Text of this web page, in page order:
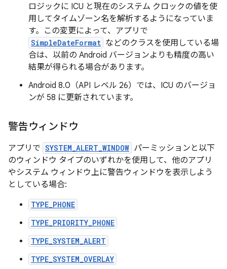
ロジックに ICU と現在のシステム クロックの値を使
用してタイムゾーン名を解析するようになっていま
す。この変更によって、アプリで
SimpleDateFormat などのクラスを使用している場
合は、以前の Android バージョンよりも精度の高い
結果が得られる場合があります。
Android 8.0（API レベル 26）では、ICU のバージョ
ンが 58 に更新されています。
警告ウィンドウ
アプリで SYSTEM_ALERT_WINDOW パーミッションと以下
のウィンドウ タイプのいずれかを使用して、他のアプリ
やシステム ウィンドウ上に警告ウィンドウを表示しよう
としている場合:
TYPE_PHONE
TYPE_PRIORITY_PHONE
TYPE_SYSTEM_ALERT
TYPE_SYSTEM_OVERLAY